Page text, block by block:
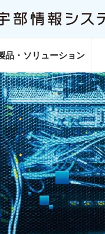
品・ソリューション